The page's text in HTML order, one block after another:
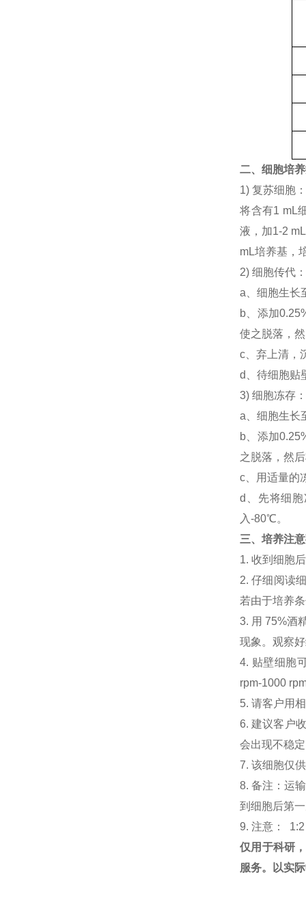
二、细胞培
1) 复苏细胞
将含有1 mL
液，加1-2
mL培养基，
2) 细胞传代
a、细胞生长
b、添加
使之脱落，
c、弃上清，
d、待细胞贴
3) 细胞冻存
a、细胞生长
b、添加
之脱落，然
c、用适量的
d、先将细
入-80℃。
三、培养注
1. 收到细胞
2. 仔细阅读
若由于培养
3. 用 75%酒
现象。观察
4. 贴壁细胞
rpm-1000
5. 请客户用
6. 建议客户
会出现不稳
7. 该细胞仅
8. 备注：运
到细胞后第
9. 注意： 1:2
仅用于科研
服务。以实